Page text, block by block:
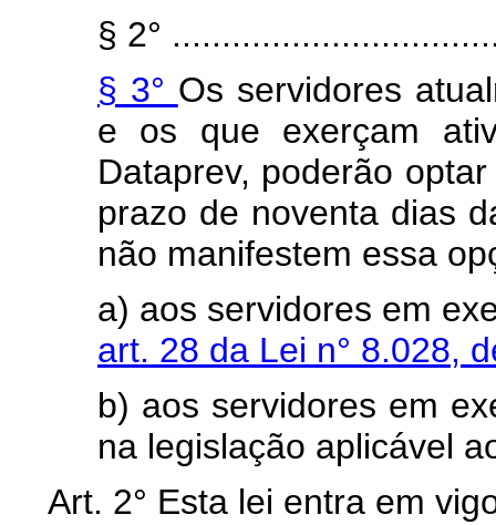
§ 2°
§ 3° Os servidores
e os que exerçam
Dataprev, poderão
prazo de noventa dias
não manifestem essa
a) aos servidores em
art. 28 da Lei n° 8.028,
b) aos servidores em
na legislação aplicável
Art. 2° Esta lei entra em